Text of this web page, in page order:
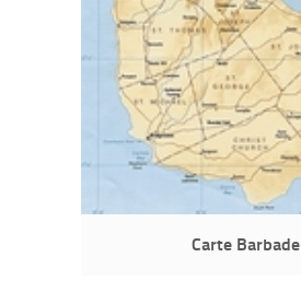
Carte Barbade